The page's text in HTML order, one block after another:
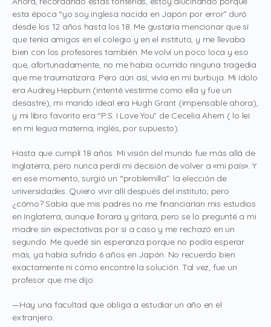
esta época “yo soy inglesa nacida en Japón por error” duró
desde los 12 años hasta los 18. Me gustaría mencionar que sí
que tenía amigos en el colegio y en el instituto, y me llevaba
bien con los profesores también. Me volví un poco loca y eso
que, afortunadamente, no me había ocurrido ninguna tragedia
que me traumatizara. Pero aún así, vivía en mi burbuja. Mi ídolo
era Audrey Hepburn (intenté vestirme como ella y fue un
desastre), mi marido ideal era Hugh Grant (impensable ahora),
y mi libro favorito era “P.S. I Love You” de Cecelia Ahern ( lo leí
en mi legua materna, inglés, por supuesto).
Hasta que cumplí 18 años. Mi visión del mundo fue más allá de
Inglaterra, pero nunca perdí mi decisión de volver a «mi país». Y
en ese momento, surgió un “problemilla”: la elección de
universidades. Quiero vivir allí después del instituto, pero
¿cómo? Sabía que mis padres no me financiarían mis estudios
en Inglaterra, aunque llorara y gritara, pero se lo pregunté a mi
madre sin expectativas por si a caso y me rechazó en un
segundo. Me quedé sin esperanza porque no podía esperar
más, ya había sufrido 6 años en Japón. No recuerdo bien
exactamente ni cómo encontré la solución. Tal vez, fue un
profesor que me dijo:
—Hay una facultad que obliga a estudiar un año en el
extranjero.